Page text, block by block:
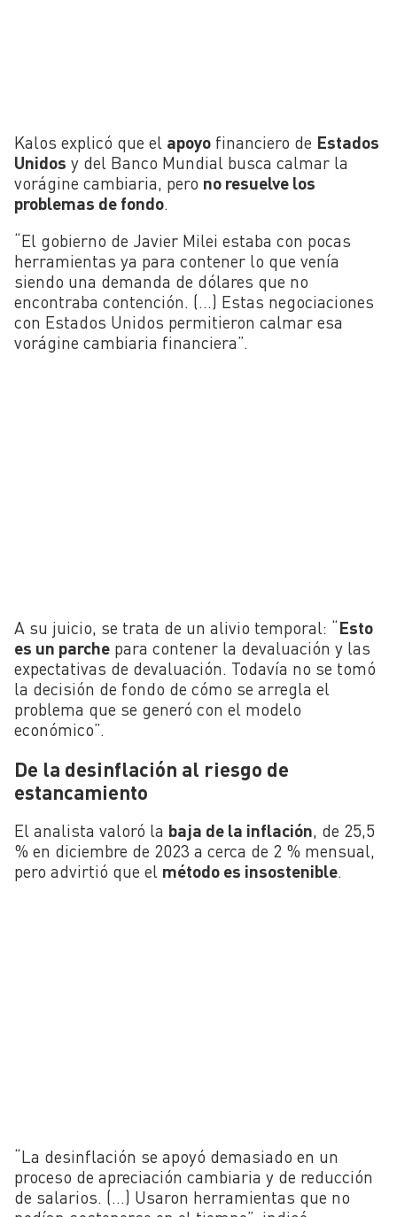
Kalos explicó que el apoyo financiero de Estados
Unidos y del Banco Mundial busca calmar la
vorágine cambiaria, pero no resuelve los
problemas de fondo.
“El gobierno de Javier Milei estaba con pocas
herramientas ya para contener lo que venía
siendo una demanda de dólares que no
encontraba contención. (…) Estas negociaciones
con Estados Unidos permitieron calmar esa
vorágine cambiaria financiera”.
A su juicio, se trata de un alivio temporal: “Esto
es un parche para contener la devaluación y las
expectativas de devaluación. Todavía no se tomó
la decisión de fondo de cómo se arregla el
problema que se generó con el modelo
económico”.
De la desinflación al riesgo de
estancamiento
El analista valoró la baja de la inflación, de 25,5
% en diciembre de 2023 a cerca de 2 % mensual,
pero advirtió que el método es insostenible.
“La desinflación se apoyó demasiado en un
proceso de apreciación cambiaria y de reducción
de salarios. (…) Usaron herramientas que no